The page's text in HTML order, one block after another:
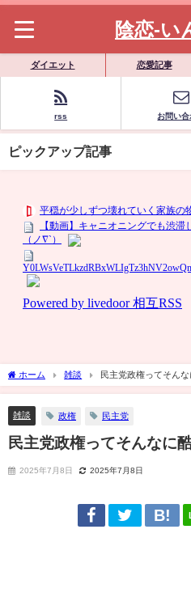
陰恋-い
ダイエット 恋愛記事
rss お問い合
ピックアップ記事
ホーム 雑談 民主党政権ってそん
雑談 政権 民主党
民主党政権ってそんなに
2025年7月8日 2025年7月8日